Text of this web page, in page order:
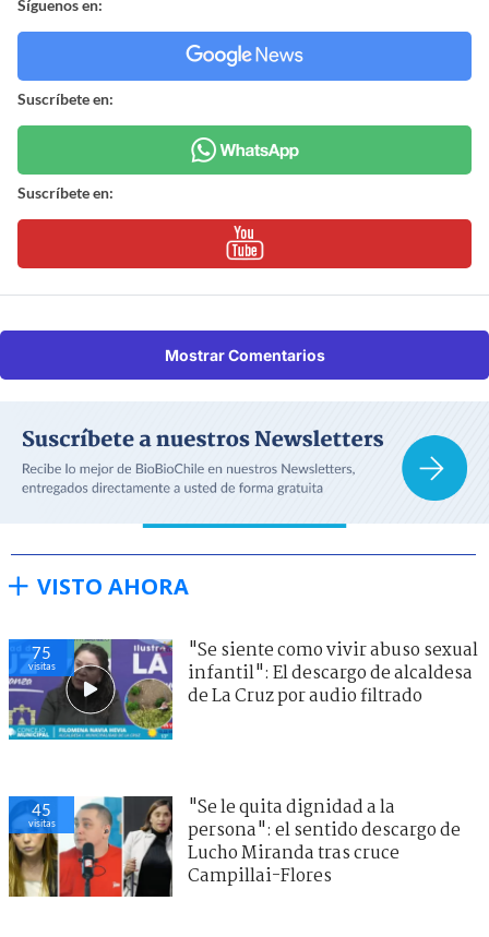
Síguenos en:
Suscríbete en:
Suscríbete en:
Mostrar Comentarios
VISTO AHORA
75
visitas
"Se siente como vivir abuso sexual
infantil": El descargo de alcaldesa
de La Cruz por audio filtrado
45
visitas
"Se le quita dignidad a la
persona": el sentido descargo de
Lucho Miranda tras cruce
Campillai-Flores